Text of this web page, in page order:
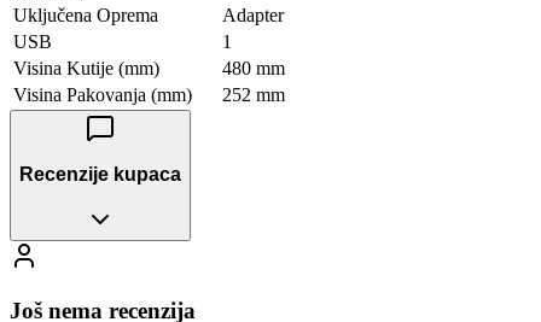
Uključena Oprema
Adapter
USB
1
Visina Kutije (mm)
480 mm
Visina Pakovanja (mm)
252 mm
Recenzije kupaca
Još nema recenzija